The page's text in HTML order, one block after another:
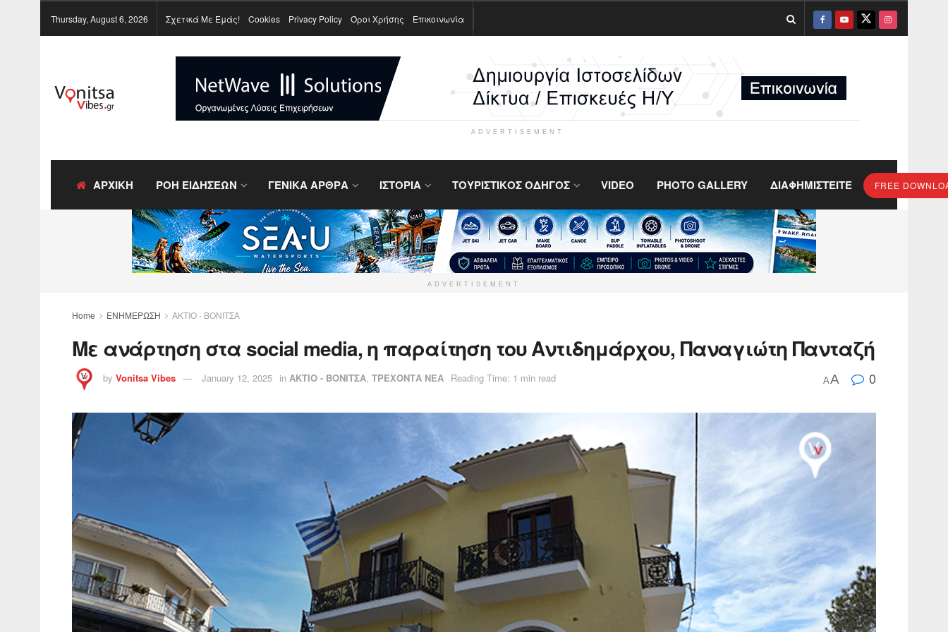
Thursday, August 6, 2026 Σχετικά Με Εμάς! Cookies Privacy Policy Όροι Χρήσης Επικοινωνία
ADVERTISEMENT
ΑΡΧΙΚΗ ΡΟΗ ΕΙΔΗΣΕΩΝ ΓΕΝΙΚΑ ΑΡΘΡΑ ΙΣΤΟΡΙΑ ΤΟΥΡΙΣΤΙΚΟΣ ΟΔΗΓΟΣ VIDEO PHOTO GALLERY ΔΙΑΦΗΜΙΣΤΕΙΤΕ FREE
ADVERTISEMENT
Home ΕΝΗΜΕΡΩΣΗ ΑΚΤΙΟ - ΒΟΝΙΤΣΑ
Με ανάρτηση στα social media, η παραίτηση του Αντιδημάρχου, Παναγιώτη Πανταζή
by Vonitsa Vibes January 12, 2025 in ΑΚΤΙΟ - ΒΟΝΙΤΣΑ, ΤΡΕΧΟΝΤΑ ΝΕΑ Reading Time: 1 min read AA 0